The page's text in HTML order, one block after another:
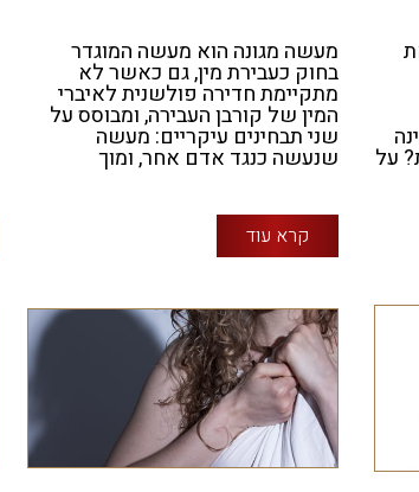
על
מעשה מגונה הוא מעשה המוגדר
בחוק כעבירת מין, גם כאשר לא
מתקיימת חדירה פולשנית לאיברי
המין של קורבן העבירה, ומבוסס על
שני תבחינים עיקריים: מעשה
שנעשה כנגד אדם אחר, ומוך
קרא עוד